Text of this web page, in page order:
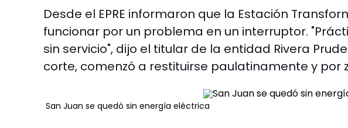
Desde el EPRE informaron que la Estación
funcionar por un problema en un interruptor.
sin servicio", dijo el titular de la entidad Rivera
corte, comenzó a restituirse paulatinamente y por
San Juan se quedó sin energía eléctrica